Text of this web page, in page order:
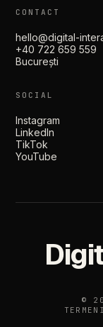
CONTACT
hello@digital-
+40 722 659 559
București
SOCIAL
Instagram
LinkedIn
TikTok
YouTube
©